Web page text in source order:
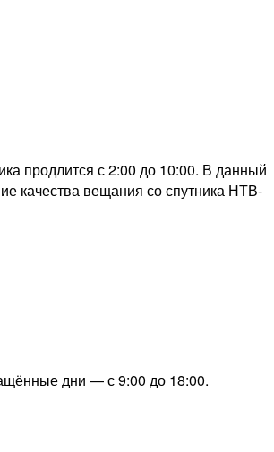
продлится с 2:00 до 10:00. В данный
качества вещания со спутника НТВ-
дни — с 9:00 до 18:00.